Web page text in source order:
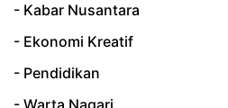
- Kabar Nusantara
- Ekonomi Kreatif
- Pendidikan